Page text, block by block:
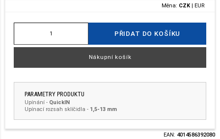
Měna: CZK | EUR
PŘIDAT DO KOŠÍKU
Nákupní košík
PARAMETRY PRODUKTU
Upínání- QuickIN
Upínací rozsah sklíčidla - 1,5-13 mm
EAN: 4014586392080